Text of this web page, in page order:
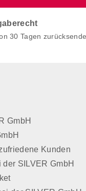
30 Tagen
GmbH
Kunden
SILVER GmbH